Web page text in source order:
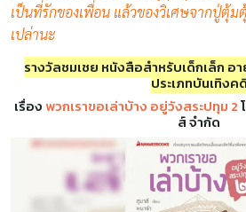
เป็นที่รักของเพื่อน แล้วของวิเศษจากปู่ตุ้ม
เปล่านะ
รางวัลชมเชย หนังสือสำหรับเด็กเล็ก อา
ประเภทบันเทิงค
เรื่องพวกเราขอเล่าบ้าง อยู่วังสระปทุม 2
ส์ จำกัด